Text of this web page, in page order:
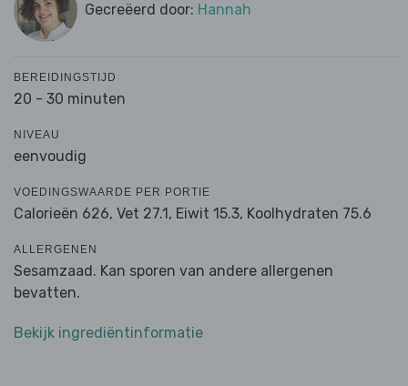
Gecreëerd door: Hannah
BEREIDINGSTIJD
20 - 30 minuten
NIVEAU
eenvoudig
VOEDINGSWAARDE PER PORTIE
Calorieën 626, Vet 27.1, Eiwit 15.3, Koolhydraten 75.6
ALLERGENEN
Sesamzaad. Kan sporen van andere allergenen
bevatten.
Bekijk ingrediëntinformatie